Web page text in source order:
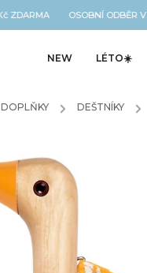
OSOBNÍ ODBĚR V
NEW LÉTO☀️
DOPLŇKY / DEŠTNÍKY /